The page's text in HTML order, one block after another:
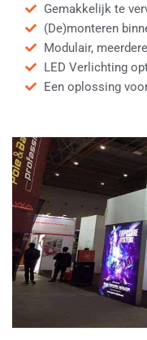
Gemakkelijk te
(De)monteren
Modulair,
LED Verlichting
Een oplossing